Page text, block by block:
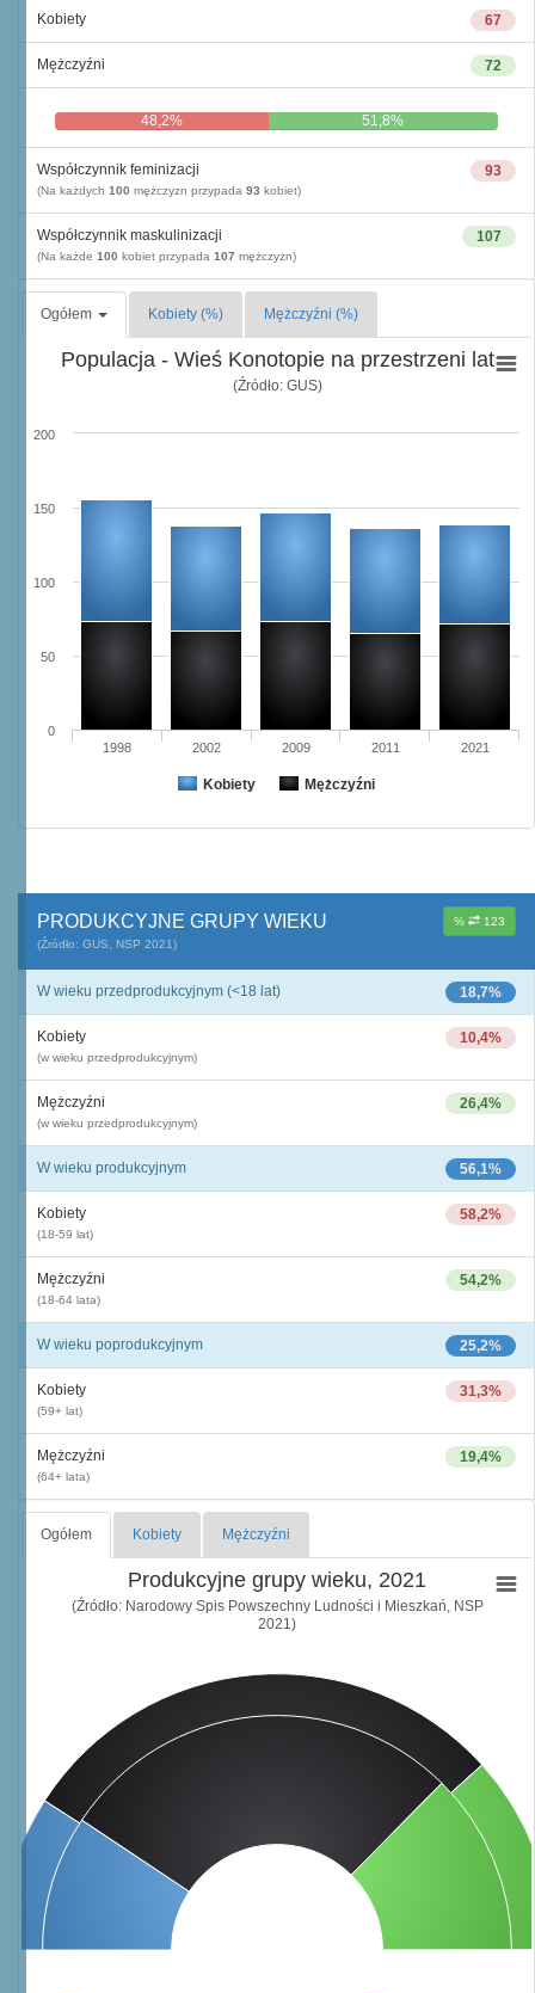
67
Kobiety
72
Mężczyźni
48,2% 51,8%
93
Współczynnik feminizacji
(Na każdych 100 mężczyzn przypada 93 kobiet)
107
Współczynnik maskulinizacji
(Na każde 100 kobiet przypada 107 mężczyzn)
Ogółem Kobiety (%) Mężczyźni (%)
Populacja - Wieś Konotopie na przestrzeni lat
(Źródło: GUS)
Kobiety Mężczyźni
1998 2002 2009 2011 2021
0
50
100
150
200
% 123
PRODUKCYJNE GRUPY WIEKU
(Źródło: GUS, NSP 2021)
18,7%
W wieku przedprodukcyjnym (<18 lat)
10,4%
Kobiety
(w wieku przedprodukcyjnym)
26,4%
Mężczyźni
(w wieku przedprodukcyjnym)
56,1%
W wieku produkcyjnym
58,2%
Kobiety
(18-59 lat)
54,2%
Mężczyźni
(18-64 lata)
25,2%
W wieku poprodukcyjnym
31,3%
Kobiety
(59+ lat)
19,4%
Mężczyźni
(64+ lata)
Ogółem Kobiety Mężczyźni
Produkcyjne grupy wieku, 2021
(Źródło: Narodowy Spis Powszechny Ludności i Mieszkań, NSP
2021)